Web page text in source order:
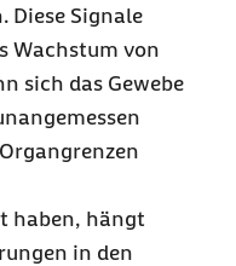
Diese Signale
Wachstum von
sich das Gewebe
haben, hängt
in den